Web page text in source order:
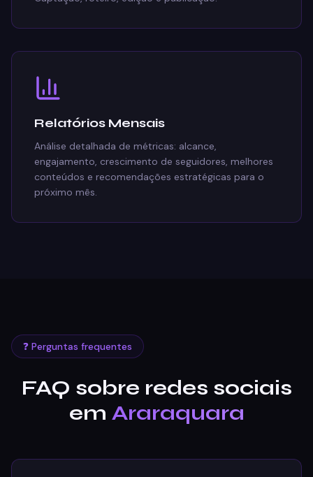
Relatórios Mensais
Análise detalhada de métricas: alcance,
engajamento, crescimento de seguidores, melhores
conteúdos e recomendações estratégicas para o
próximo mês.
❓ Perguntas frequentes
FAQ sobre redes sociais
em Araraquara